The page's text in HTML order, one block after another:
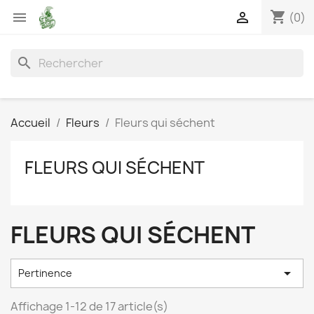
 shopping_cart (0)

search
Accueil Fleurs Fleurs qui séchent
FLEURS QUI SÉCHENT
FLEURS QUI SÉCHENT
Pertinence 
Affichage 1-12 de 17 article(s)